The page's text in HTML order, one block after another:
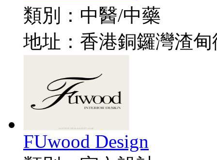
類別： 中醫/中藥
地址： 香港銅鑼灣渣甸
FUwood Design